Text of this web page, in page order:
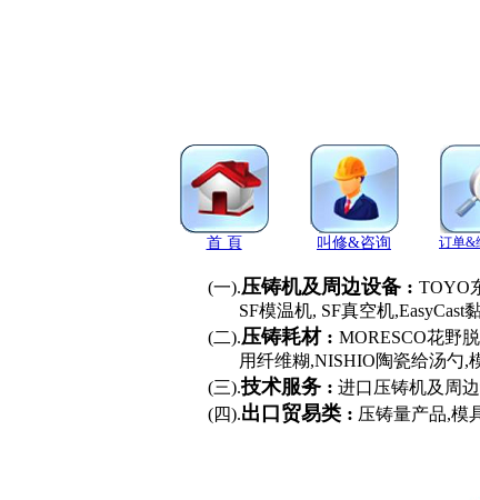
首 頁 叫修&咨询 订单&
(一).压铸机及周边设备 : TOYO
SF模温机, SF真空机,EasyCast黏模
(二).压铸耗材 : MORESCO花野
用纤维糊,NISHIO陶瓷给汤勺,模
(三).技术服务 : 进口压铸机及周
(四).出口贸易类 : 压铸量产品,模